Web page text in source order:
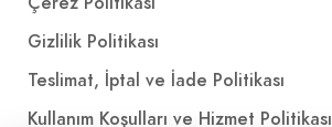
Gizlilik Politikası
Teslimat, İptal ve İade Politikası
Kullanım Koşulları ve Hizmet Politikası